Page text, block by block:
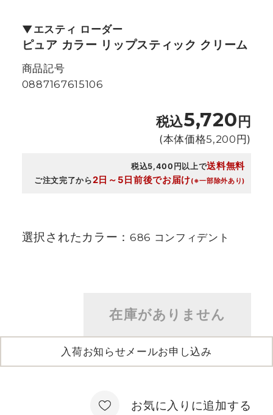
エスティ ローダー
ピュア カラー リップスティック クリーム
商品記号
0887167615106
税込5,720円
(本体価格5,200円)
税込5,400円以上で送料無料
ご注文完了から2日～5日前後でお届け(※一部除外あり)
選択されたカラー： 686 コンフィデント
入荷お知らせメールお申し込み
在庫がありません
お気に入りに追加する